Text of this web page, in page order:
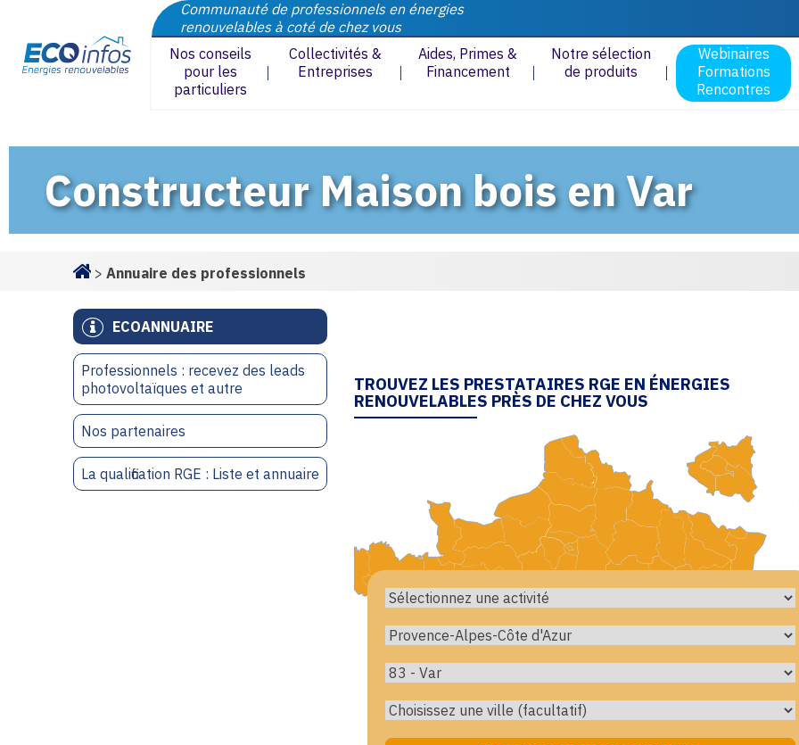
Communauté de professionnels en énergies
renouvelables à coté de chez vous
Nos conseils
pour les
particuliers
Collectivités &
Entreprises
Aides, Primes &
Financement
Notre sélection
de produits
Webinaires
Formations
Rencontres
Constructeur Maison bois en Var
> Annuaire des professionnels
ECOANNUAIRE
Professionnels : recevez des leads
photovoltaïques et autre
Nos partenaires
La qualification RGE : Liste et annuaire
TROUVEZ LES PRESTATAIRES RGE EN ÉNERGIES
RENOUVELABLES PRÈS DE CHEZ VOUS